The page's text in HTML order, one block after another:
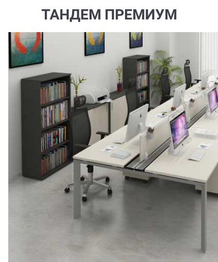
ТАНДЕМ ПРЕМИУМ